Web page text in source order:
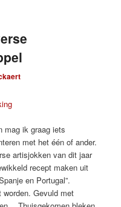
mag ik graag iets
met het één of ander.
artisjokken van dit jaar
recept maken uit
en Portugal”.
Gevuld met